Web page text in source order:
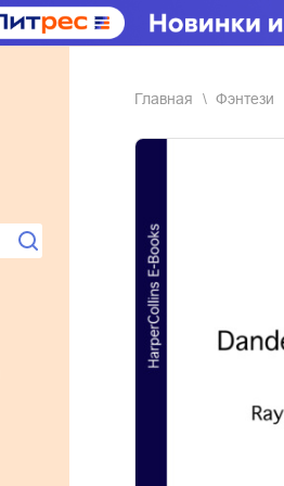
Главная фэнтези